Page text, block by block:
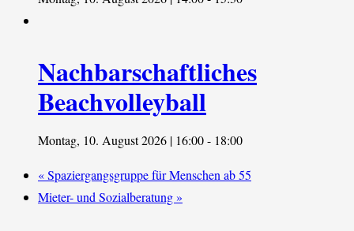
Nachbarschaftliches
Beachvolleyball
Montag, 10. August 2026 | 16:00- 18:00
«Spaziergangsgruppe für Menschen ab 55
Mieter- und Sozialberatung»